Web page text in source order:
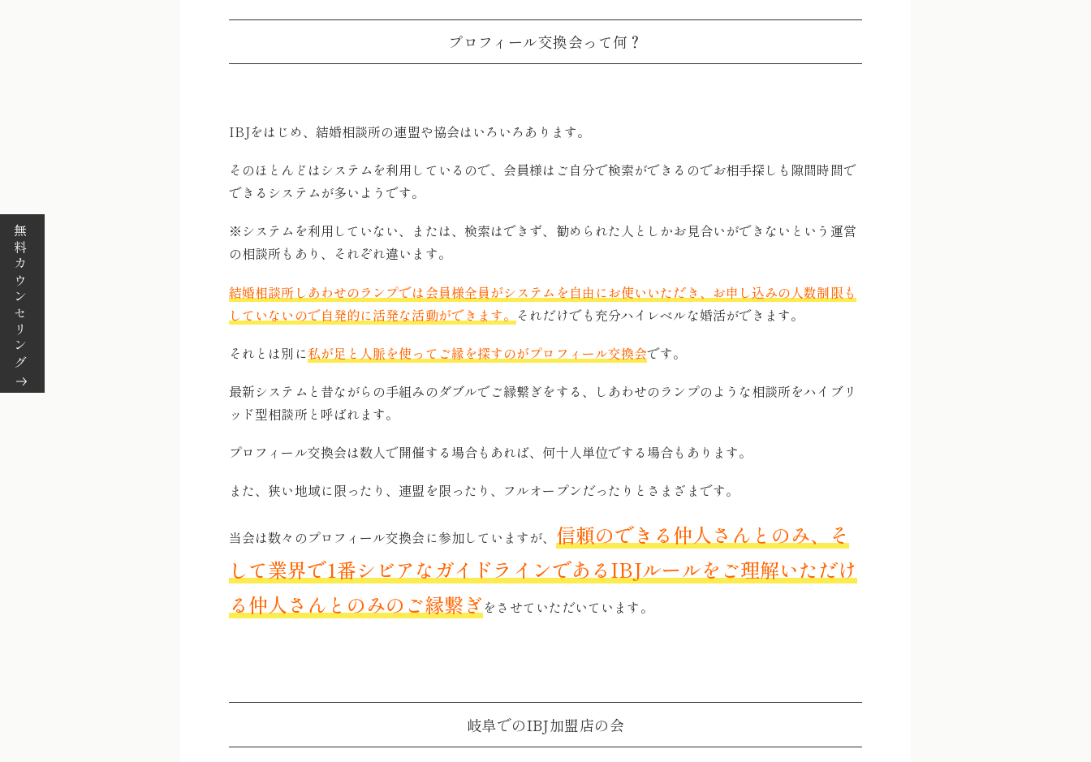
無料カウンセリング
プロフィール交換会って何？
IBJをはじめ、結婚相談所の連盟や協会はいろいろあります。
そのほとんどはシステムを利用しているので、会員様はご自分で検索ができるのでお相手探しも隙間時間で
できるシステムが多いようです。
※システムを利用していない、または、検索はできず、勧められた人としかお見合いができないという運営
の相談所もあり、それぞれ違います。
結婚相談所しあわせのランプでは会員様全員がシステムを自由にお使いいただき、お申し込みの人数制限も
していないので自発的に活発な活動ができます。 それだけでも充分ハイレベルな婚活ができます。
それとは別に私が足と人脈を使ってご縁を探すのがプロフィール交換会です。
最新システムと昔ながらの手組みのダブルでご縁繋ぎをする、しあわせのランプのような相談所をハイブリ
ッド型相談所と呼ばれます。
プロフィール交換会は数人で開催する場合もあれば、何十人単位でする場合もあります。
また、狭い地域に限ったり、連盟を限ったり、フルオープンだったりとさまざまです。
当会は数々のプロフィール交換会に参加していますが、 信頼のできる仲人さんとのみ、そ
して業界で1番シビアなガイドラインであるIBJルールをご理解いただけ
る仲人さんとのみのご縁繋ぎをさせていただいています。
岐阜でのIBJ加盟店の会